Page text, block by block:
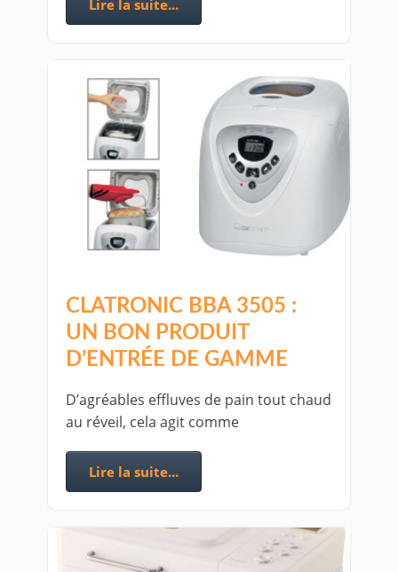
Lire la suite...
CLATRONIC BBA 3505 :
UN BON PRODUIT
D’ENTRÉE DE GAMME
D’agréables effluves de pain tout chaud
au réveil, cela agit comme
Lire la suite...